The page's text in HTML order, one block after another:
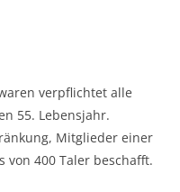
verpflichtet alle
55. Lebensjahr.
Mitglieder einer
von 400 Taler beschafft.